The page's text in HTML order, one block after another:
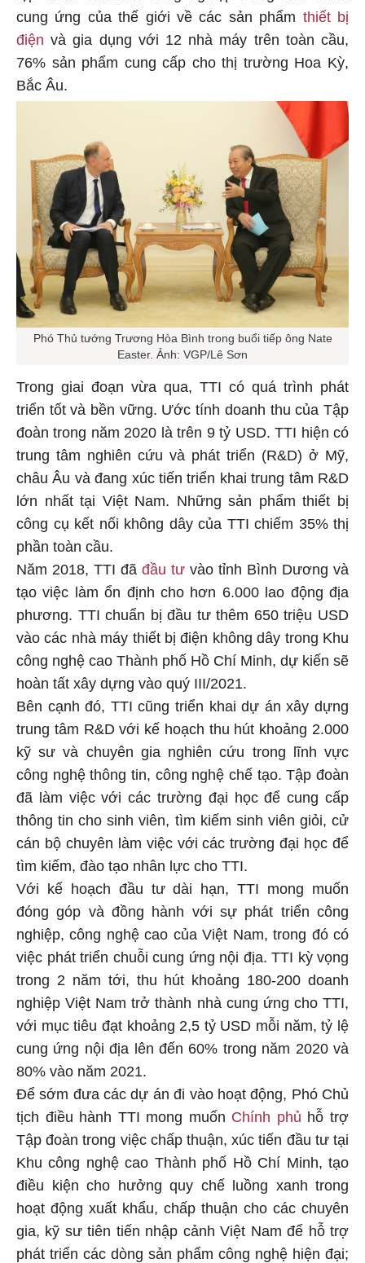
cung ứng của thế giới về các sản phẩm thiết bị
điệnvà gia dụng với 12 nhà máy trên toàn cầu,
76% sản phẩm cung cấp cho thị trường Hoa Kỳ,
Bắc Âu.
Phó Thủ tướng Trương Hòa Bình trong buổi tiếp ông Nate
Easter. Ảnh: VGP/Lê Sơn
Trong giai đoạn vừa qua, TTI có quá trình phát
triển tốt và bền vững. Ước tính doanh thu của Tập
đoàn trong năm 2020 là trên 9 tỷ USD. TTI hiện có
trung tâm nghiên cứu và phát triển (R&D) ở Mỹ,
châu Âu và đang xúc tiến triển khai trung tâm R&D
lớn nhất tại Việt Nam. Những sản phẩm thiết bị
công cụ kết nối không dây của TTI chiếm 35% thị
phần toàn cầu.
Năm 2018, TTI đã đầu tư vào tỉnh Bình Dương và
tạo việc làm ổn định cho hơn 6.000 lao động địa
phương. TTI chuẩn bị đầu tư thêm 650 triệu USD
vào các nhà máy thiết bị điện không dây trong Khu
công nghệ cao Thành phố Hồ Chí Minh, dự kiến sẽ
hoàn tất xây dựng vào quý III/2021.
Bên cạnh đó, TTI cũng triển khai dự án xây dựng
trung tâm R&D với kế hoạch thu hút khoảng 2.000
kỹ sư và chuyên gia nghiên cứu trong lĩnh vực
công nghệ thông tin, công nghệ chế tạo. Tập đoàn
đã làm việc với các trường đại học để cung cấp
thông tin cho sinh viên, tìm kiếm sinh viên giỏi, cử
cán bộ chuyên làm việc với các trường đại học để
tìm kiếm, đào tạo nhân lực cho TTI.
Với kế hoạch đầu tư dài hạn, TTI mong muốn
đóng góp và đồng hành với sự phát triển công
nghiệp, công nghệ cao của Việt Nam, trong đó có
việc phát triển chuỗi cung ứng nội địa. TTI kỳ vọng
trong 2 năm tới, thu hút khoảng 180-200 doanh
nghiệp Việt Nam trở thành nhà cung ứng cho TTI,
với mục tiêu đạt khoảng 2,5 tỷ USD mỗi năm, tỷ lệ
cung ứng nội địa lên đến 60% trong năm 2020 và
80% vào năm 2021.
Để sớm đưa các dự án đi vào hoạt động, Phó Chủ
tịch điều hành TTI mong muốn Chính phủ hỗ trợ
Tập đoàn trong việc chấp thuận, xúc tiến đầu tư tại
Khu công nghệ cao Thành phố Hồ Chí Minh, tạo
điều kiện cho hưởng quy chế luồng xanh trong
hoạt động xuất khẩu, chấp thuận cho các chuyên
gia, kỹ sư tiên tiến nhập cảnh Việt Nam để hỗ trợ
phát triển các dòng sản phẩm công nghệ hiện đại;